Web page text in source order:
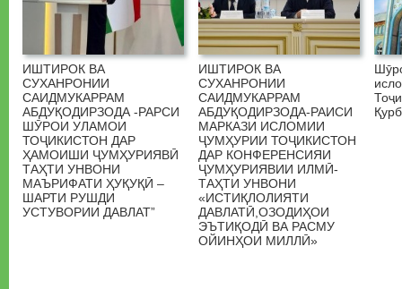
ИШТИРОК ВА
СУХАНРОНИИ
САИДМУКАРРАМ
АБДУҚОДИРЗОДА -РАРСИ
ШӮРОИ УЛАМОИ
ТОҶИКИСТОН ДАР
ҲАМОИШИ ҶУМҲУРИЯВӢ
ТАҲТИ УНВОНИ
МАЪРИФАТИ ҲУҚУҚӢ –
ШАРТИ РУШДИ
УСТУВОРИИ ДАВЛАТ”
ИШТИРОК ВА
СУХАНРОНИИ
САИДМУКАРРАМ
АБДУҚОДИРЗОДА-РАИСИ
МАРКАЗИ ИСЛОМИИ
ҶУМҲУРИИ ТОҶИКИСТОН
ДАР КОНФЕРЕНСИЯИ
ҶУМҲУРИЯВИИ ИЛМӢ-
ТАҲТИ УНВОНИ
«ИСТИҚЛОЛИЯТИ
ДАВЛАТӢ,ОЗОДИҲОИ
ЭЪТИҚОДӢ ВА РАСМУ
ОЙИНҲОИ МИЛЛӢ»